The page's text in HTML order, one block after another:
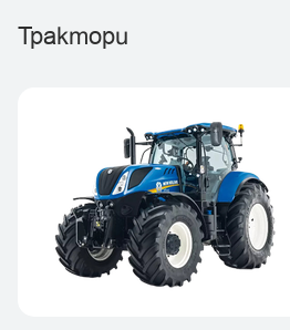
Трактори